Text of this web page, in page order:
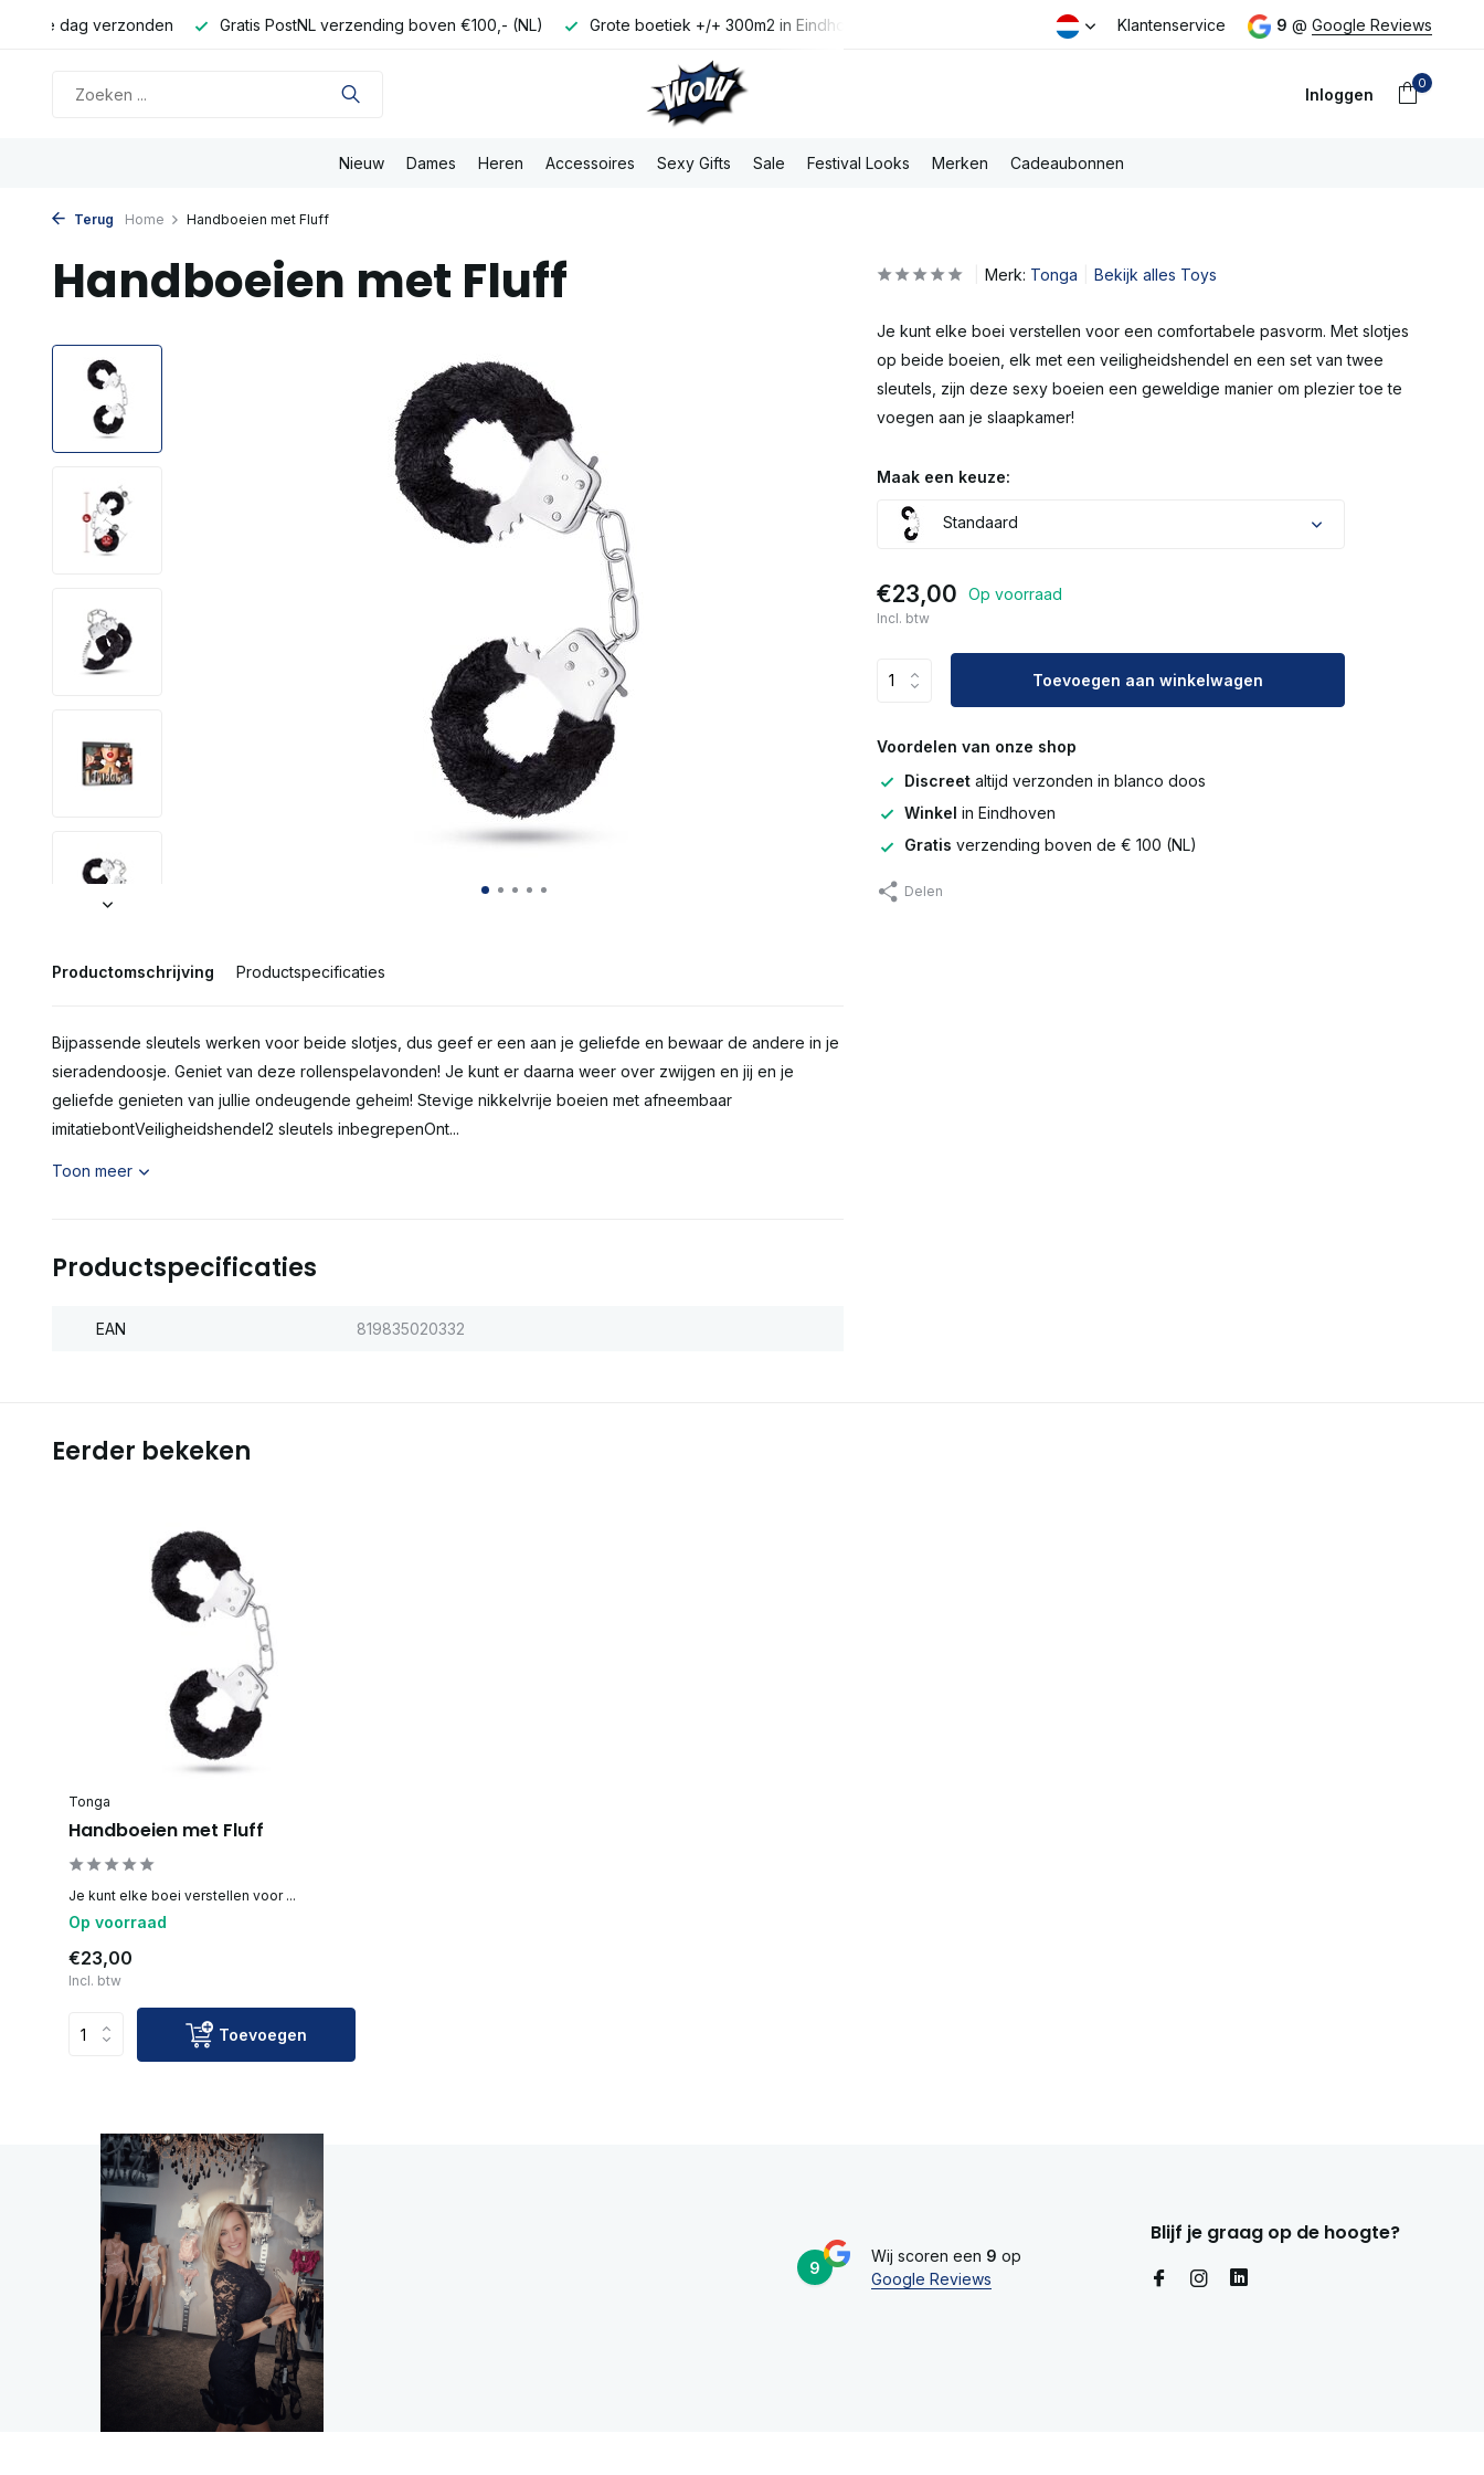
dag verzonden Gratis PostNL verzending boven €100,- (NL) Grote boetiek +/+ 300m2 in Eindhoven Di t/m Za voor 16:00u besteld dezelfde dag verzonden
Klantenservice 9 @ Google Reviews
Inloggen
aanmaken
0
Nieuw Dames Heren Accessoires Sexy Gifts Sale Festival Looks Merken Cadeaubonnen
Terug Home Handboeien met Fluff
Handboeien met Fluff
Productomschrijving Productspecificaties
Bijpassende sleutels werken voor beide slotjes, dus geef er een aan je geliefde en bewaar de andere in je
sieradendoosje. Geniet van deze rollenspelavonden! Je kunt er daarna weer over zwijgen en jij en je
geliefde genieten van jullie ondeugende geheim! Stevige nikkelvrije boeien met afneembaar
imitatiebontVeiligheidshendel2 sleutels inbegrepenOnt...
Toon meer
Productspecificaties
EAN 819835020332
Merk: Tonga Bekijk alles Toys
Je kunt elke boei verstellen voor een comfortabele pasvorm. Met slotjes
op beide boeien, elk met een veiligheidshendel en een set van twee
sleutels, zijn deze sexy boeien een geweldige manier om plezier toe te
voegen aan je slaapkamer!
Maak een keuze:
Standaard
€23,00 Op voorraad
Incl. btw
Toevoegen aan winkelwagen
Voordelen van onze shop
Discreetaltijd verzonden in blanco doos
Winkel in Eindhoven
Gratis verzending boven de € 100 (NL)
Delen
Eerder bekeken
Tonga
Handboeien met Fluff
Je kunt elke boei verstellen voor ...
Op voorraad
€23,00
Incl. btw
Toevoegen
9
Wij scoren een 9 op
Google Reviews
Blijf je graag op de hoogte?